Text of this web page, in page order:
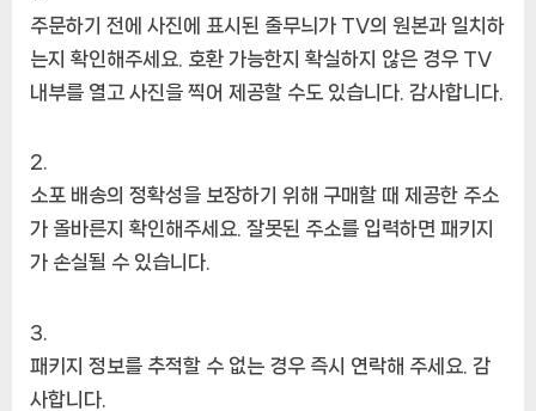
주문하기 전에 사진에 표시된 줄무늬가 TV의 원본과 일치하
는지 확인해주세요. 호환 가능한지 확실하지 않은 경우 TV
내부를 열고 사진을 찍어 제공할 수도 있습니다. 감사합니다.
소포 배송의 정확성을 보장하기 위해 구매할 때 제공한 주소
가 올바른지 확인해주세요. 잘못된 주소를 입력하면 패키지
가 손실될 수 있습니다.
패키지 정보를 추적할 수 없는 경우 즉시 연락해 주세요. 감
사합니다.